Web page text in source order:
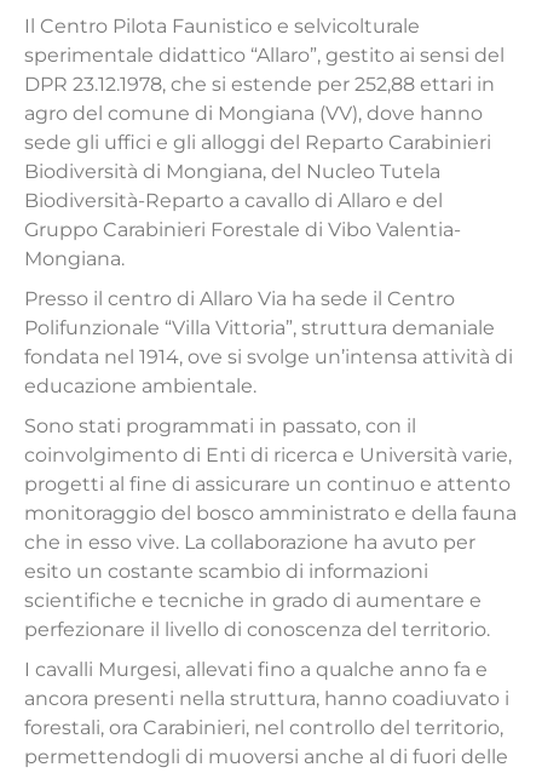
Il Centro Pilota Faunistico e selvicolturale
sperimentale didattico “Allaro”, gestito ai sensi del
DPR 23.12.1978, che si estende per 252,88 ettari in
agro del comune di Mongiana (VV), dove hanno
sede gli uffici e gli alloggi del Reparto Carabinieri
Biodiversità di Mongiana, del Nucleo Tutela
Biodiversità-Reparto a cavallo di Allaro e del
Gruppo Carabinieri Forestale di Vibo Valentia-
Mongiana.
Presso il centro di Allaro Via ha sede il Centro
Polifunzionale “Villa Vittoria”, struttura demaniale
fondata nel 1914, ove si svolge un’intensa attività di
educazione ambientale.
Sono stati programmati in passato, con il
coinvolgimento di Enti di ricerca e Università varie,
progetti al fine di assicurare un continuo e attento
monitoraggio del bosco amministrato e della fauna
che in esso vive. La collaborazione ha avuto per
esito un costante scambio di informazioni
scientifiche e tecniche in grado di aumentare e
perfezionare il livello di conoscenza del territorio.
I cavalli Murgesi, allevati fino a qualche anno fa e
ancora presenti nella struttura, hanno coadiuvato i
forestali, ora Carabinieri, nel controllo del territorio,
permettendogli di muoversi anche al di fuori delle